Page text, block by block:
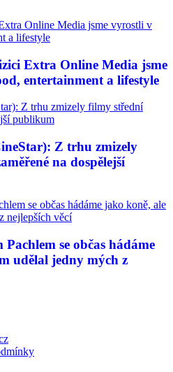
Extra Online Media jsme
entertainment a lifestyle
Z trhu zmizely
na dospělejší
se občas hádáme
udělal jedny mých z